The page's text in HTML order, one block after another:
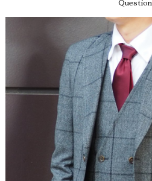
Question